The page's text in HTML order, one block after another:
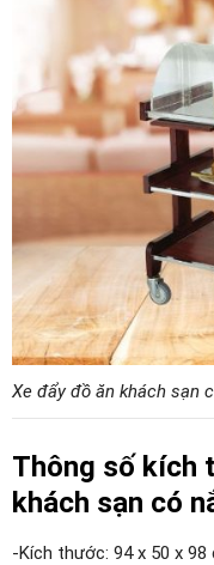
Xe đẩy đồ ăn khách sạn
Thông số kích
khách sạn có
-Kích thước: 94 x 50 x 98